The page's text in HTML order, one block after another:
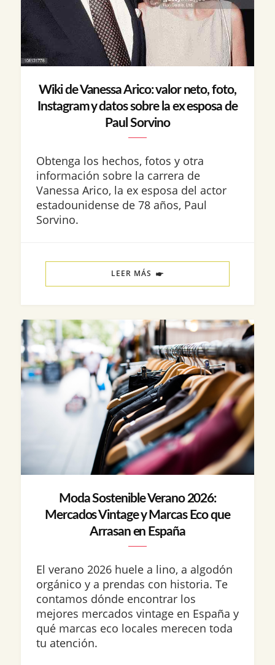
Wiki de Vanessa Arico: valor neto, foto,
Instagram y datos sobre la ex esposa de
Paul Sorvino
Obtenga los hechos, fotos y otra
información sobre la carrera de
Vanessa Arico, la ex esposa del actor
estadounidense de 78 años, Paul
Sorvino.
LEER MÁS
Moda Sostenible Verano 2026:
Mercados Vintage y Marcas Eco que
Arrasan en España
El verano 2026 huele a lino, a algodón
orgánico y a prendas con historia. Te
contamos dónde encontrar los
mejores mercados vintage en España y
qué marcas eco locales merecen toda
tu atención.